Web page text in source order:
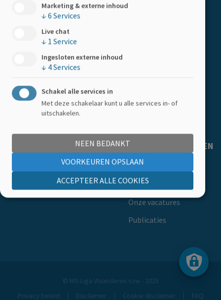
078 48 20 82
Getuigenissen
MS-LIGA VLAANDEREN
Over ons
Ons team
Onze vacatures
Publicaties
© MS-Liga Vlaanderen vzw - 2025
Privacy beleid
Disclaimer Cookie disclaimer FAQ
Marketing & externe inhoud
↓ 6 Services
Live chat
↓ 1 Service
Ingesloten externe inhoud
↓ 4Services
Schakel alle services in
Met deze schakelaar kunt u alle services in- of
uitschakelen.
NEEN BEDANKT
VOORKEUREN OPSLAAN
ACCEPTEER ALLE COOKIES